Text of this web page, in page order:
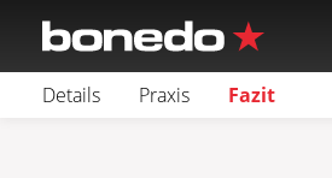
Details Praxis Fazit